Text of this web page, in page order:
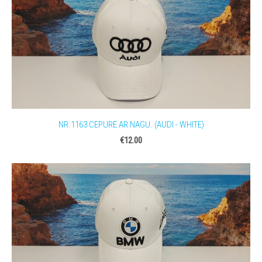
NR.1163 CEPURE AR NAGU. (AUDI - WHITE)
€12.00